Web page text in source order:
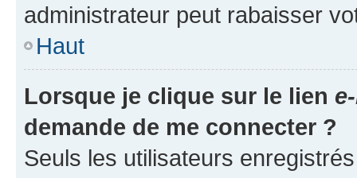
administrateur peut rabaisser
Haut
Lorsque je clique sur le lien
demande de me connecter ?
Seuls les utilisateurs